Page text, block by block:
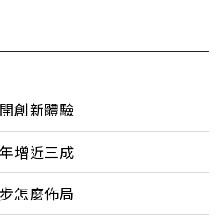
創新體驗
增近三成
怎麼佈局